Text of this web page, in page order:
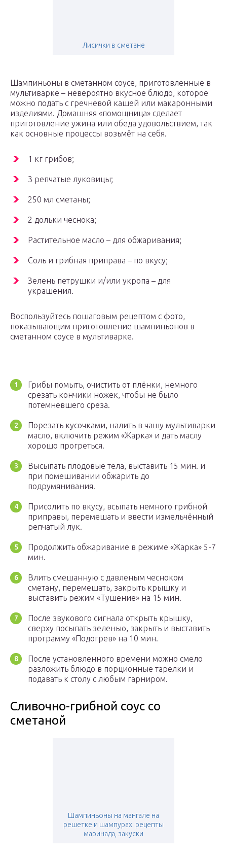
Лисички в сметане
Шампиньоны в сметанном соусе, приготовленные в
мультиварке – невероятно вкусное блюдо, которое
можно подать с гречневой кашей или макаронными
изделиями. Домашняя «помощница» сделает
приготовление ужина или обеда удовольствием, так
как основные процессы возьмёт на себя.
1 кг грибов;
3 репчатые луковицы;
250 мл сметаны;
2 дольки чеснока;
Растительное масло – для обжаривания;
Соль и грибная приправа – по вкусу;
Зелень петрушки и/или укропа – для
украшения.
Воспользуйтесь пошаговым рецептом с фото,
показывающим приготовление шампиньонов в
сметанном соусе в мультиварке.
Грибы помыть, очистить от плёнки, немного
срезать кончики ножек, чтобы не было
потемневшего среза.
Порезать кусочками, налить в чашу мультиварки
масло, включить режим «Жарка» и дать маслу
хорошо прогреться.
Высыпать плодовые тела, выставить 15 мин. и
при помешивании обжарить до
подрумянивания.
Присолить по вкусу, всыпать немного грибной
приправы, перемешать и ввести измельчённый
репчатый лук.
Продолжить обжаривание в режиме «Жарка» 5-7
мин.
Влить смешанную с давленым чесноком
сметану, перемешать, закрыть крышку и
выставить режим «Тушение» на 15 мин.
После звукового сигнала открыть крышку,
сверху посыпать зеленью, закрыть и выставить
программу «Подогрев» на 10 мин.
После установленного времени можно смело
разложить блюдо в порционные тарелки и
подавать к столу с любым гарниром.
Сливочно-грибной соус со
сметаной
Шампиньоны на мангале на
решетке и шампурах: рецепты
маринада, закуски